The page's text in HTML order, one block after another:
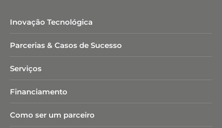
Inovação Tecnológica
Parcerias & Casos de Sucesso
Serviços
Financiamento
Como ser um parceiro